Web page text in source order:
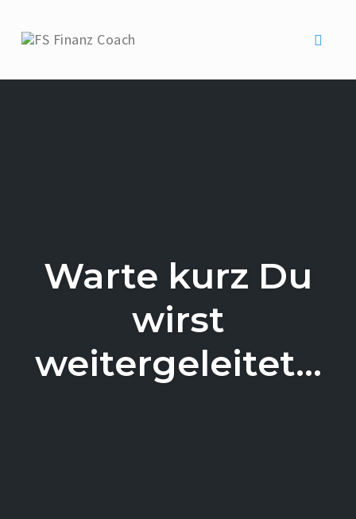
Warte kurz Du
wirst
weitergeleitet…